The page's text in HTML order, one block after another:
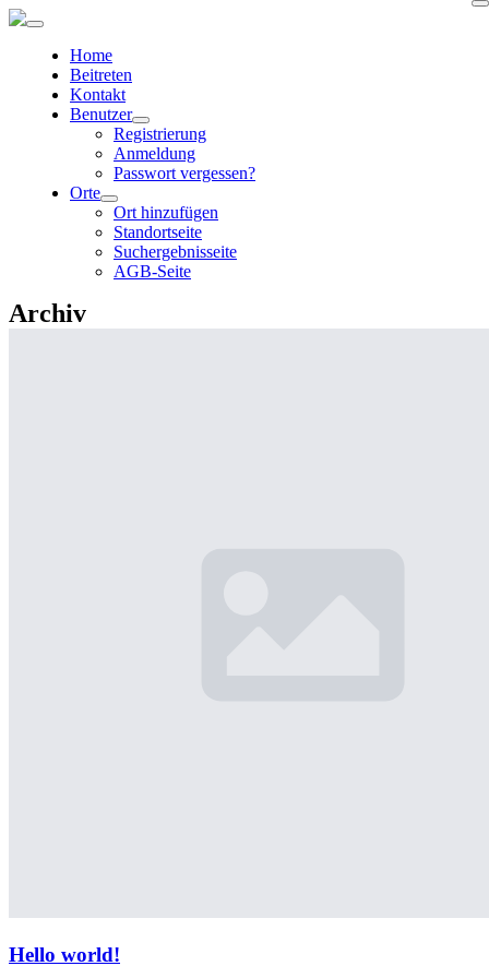
Home
Beitreten
Kontakt
Benutzer
Registrierung
Anmeldung
Passwort vergessen?
Orte
Ort hinzufügen
Standortseite
Suchergebnisseite
AGB-Seite
Archiv
Hello world!